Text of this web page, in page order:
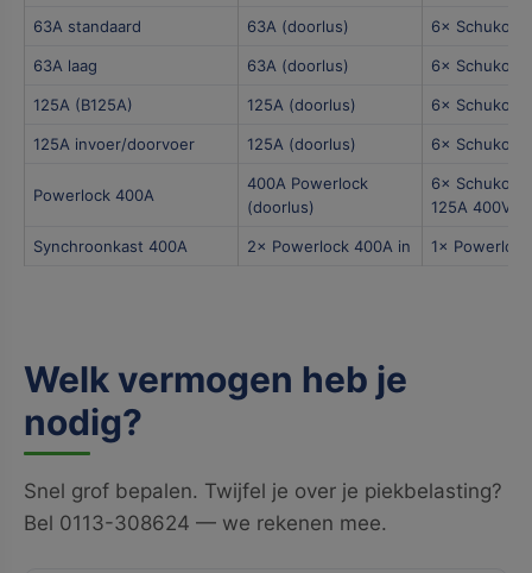
63A standaard 63A (doorlus) 6× Schuko
63A laag 63A (doorlus) 6× Schuko
125A (B125A) 125A (doorlus) 6× Schuko
125A invoer/doorvoer 125A (doorlus) 6× Schuko
Powerlock 400A
400A Powerlock
(doorlus)
6× Schuko
125A 400V
Synchroonkast 400A 2× Powerlock 400A in 1×
Welk vermogen heb je
nodig?
Snel grof bepalen. Twijfel je over je piekbelasting?
Bel 0113-308624 — we rekenen mee.